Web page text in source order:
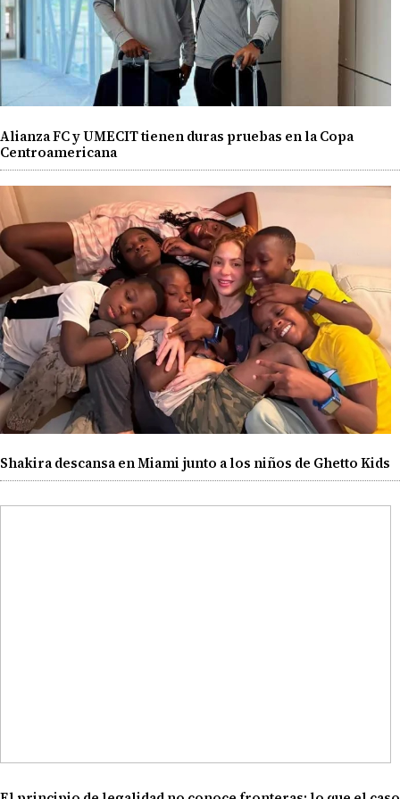
Alianza FC y UMECIT tienen duras pruebas en la Copa
Centroamericana
Shakira descansa en Miami junto a los niños de Ghetto Kids